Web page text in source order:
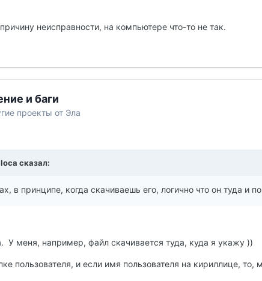
неисправности, на компьютере что-то не так.
и баги
проекты от Эла
сказал:
в принципе, когда скачиваешь его, логично что он туда и
У меня, например, файл скачивается туда, куда я укажу ))
пользователя, и если имя пользователя на кириллице, то,